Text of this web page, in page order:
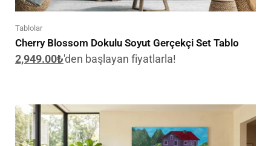
Tablolar
Cherry Blossom Dokulu Soyut Gerçekçi Set Tablo
2,949.00₺'den başlayan fiyatlarla!